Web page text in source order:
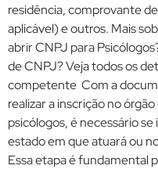
residência, comprovante
aplicável) e outros. Mais
abrir CNPJ para
de CNPJ? Veja todos os
competente Com a
realizar a inscrição no
psicólogos, é necessário
estado em que atuará ou
Essa etapa é fundamental